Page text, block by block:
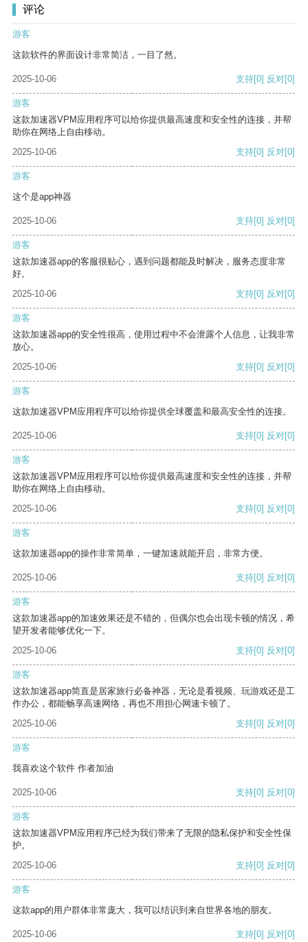
评论
游客
这款软件的界面设计非常简洁，一目了然。
2025-10-06 支持[0] 反对[0]
游客
这款加速器VPM应用程序可以给你提供最高速度和安全性的连接，并帮
助你在网络上自由移动。
2025-10-06
支持[0] 反对[0]
游客
这个是app神器
2025-10-06 支持[0] 反对[0]
游客
这款加速器app的客服很贴心，遇到问题都能及时解决，服务态度非常
好。
2025-10-06
支持[0] 反对[0]
游客
这款加速器app的安全性很高，使用过程中不会泄露个人信息，让我非常
放心。
2025-10-06
支持[0] 反对[0]
游客
这款加速器VPM应用程序可以给你提供全球覆盖和最高安全性的连接。
2025-10-06 支持[0] 反对[0]
游客
这款加速器VPM应用程序可以给你提供最高速度和安全性的连接，并帮
助你在网络上自由移动。
2025-10-06
支持[0] 反对[0]
游客
这款加速器app的操作非常简单，一键加速就能开启，非常方便。
2025-10-06 支持[0] 反对[0]
游客
这款加速器app的加速效果还是不错的，但偶尔也会出现卡顿的情况，希
望开发者能够优化一下。
2025-10-06
支持[0] 反对[0]
游客
这款加速器app简直是居家旅行必备神器，无论是看视频、玩游戏还是工
作办公，都能畅享高速网络，再也不用担心网速卡顿了。
2025-10-06
支持[0] 反对[0]
游客
我喜欢这个软件 作者加油
2025-10-06 支持[0] 反对[0]
游客
这款加速器VPM应用程序已经为我们带来了无限的隐私保护和安全性保
护。
2025-10-06
支持[0] 反对[0]
游客
这款app的用户群体非常庞大，我可以结识到来自世界各地的朋友。
2025-10-06 支持[0] 反对[0]